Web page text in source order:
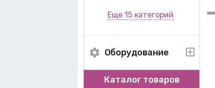
Еще 15 категорий
Оборудование
Каталог товаров